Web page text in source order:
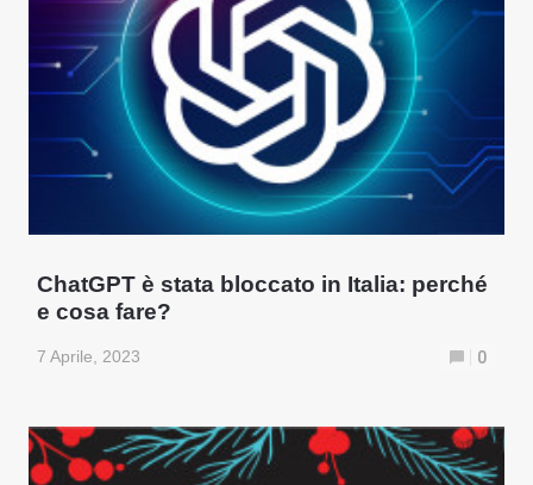
ChatGPT è stata bloccato in Italia: perché
e cosa fare?
7 Aprile, 2023 0